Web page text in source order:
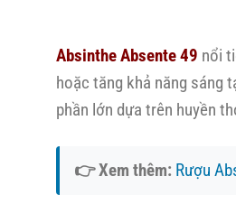
Absinthe Absente 49 nổi
hoặc tăng khả năng sáng
phần lớn dựa trên huyền
👉 Xem thêm: Rượu